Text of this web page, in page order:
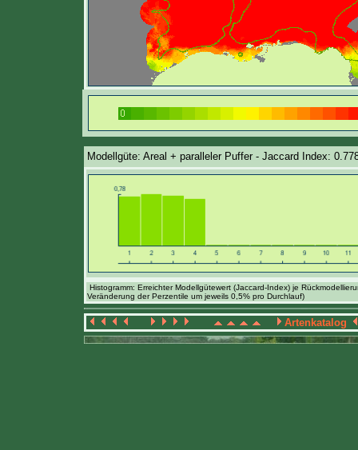
Modellgüte: Areal + paralleler Puffer - Jaccard Index:
Histogramm: Erreichter Modellgütewert (Jaccard-Index) je
Veränderung der Perzentile um jeweils 0,5% pro Durchlauf)
Artenkatalog